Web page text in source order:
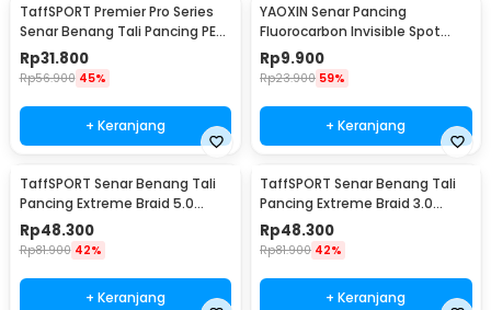
TaffSPORT Premier Pro Series
Senar Benang Tali Pancing PE
Braided 300M 0.14mm
Rp31.800
Rp56.900 45%
+ Keranjang
YAOXIN Senar Pancing
Fluorocarbon Invisible Spot
Fishing Line 100M 4.0 - OY0068
Rp9.900
Rp23.900 59%
+ Keranjang
TaffSPORT Senar Benang Tali
Pancing Extreme Braid 5.0
500M - FM-PEL
Rp48.300
Rp81.900 42%
+ Keranjang
TaffSPORT Senar Benang Tali
Pancing Extreme Braid 3.0
500M - FM-PEL
Rp48.300
Rp81.900 42%
+ Keranjang